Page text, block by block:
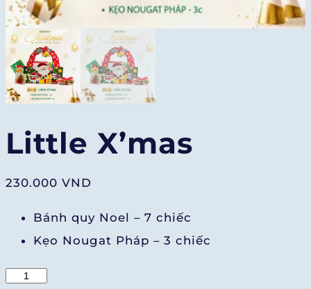
Little X’mas
230.000 VND
Bánh quy Noel – 7 chiếc
Kẹo Nougat Pháp – 3 chiếc
Little